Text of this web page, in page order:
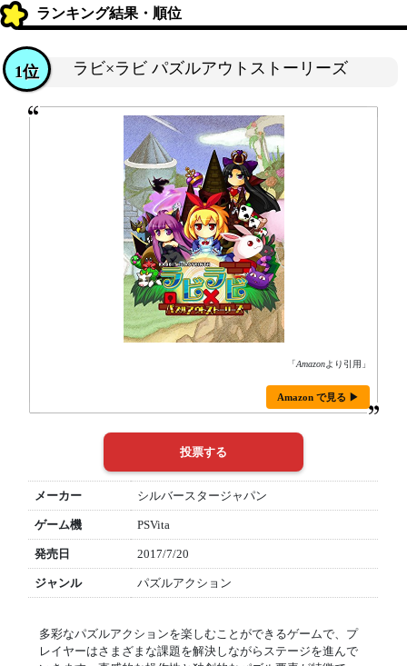
ランキング結果・順位
ラビ×ラビ パズルアウトストーリーズ
1位
「Amazonより引用」
Amazon で見る ▶
メーカー シルバースタージャパン
ゲーム機 PSVita
発売日 2017/7/20
ジャンル パズルアクション
多彩なパズルアクションを楽しむことができるゲームで、プ
レイヤーはさまざまな課題を解決しながらステージを進んで